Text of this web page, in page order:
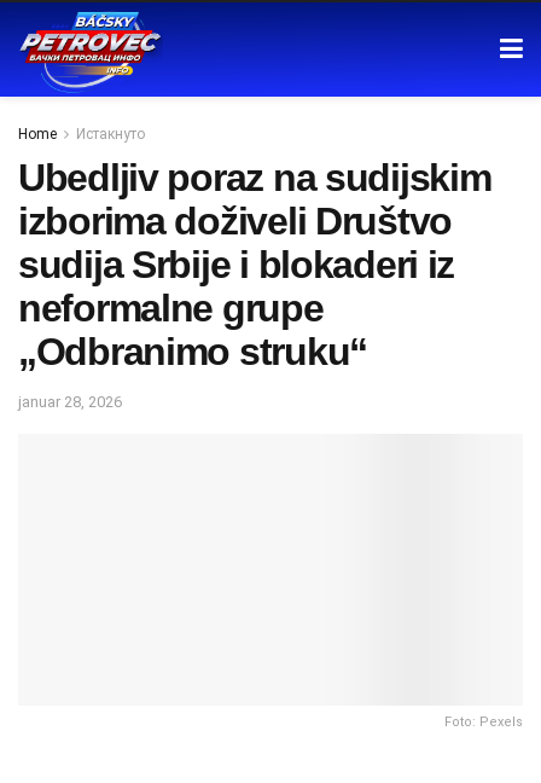
Home Истакнуто
Ubedljiv poraz na sudijskim
izborima doživeli Društvo
sudija Srbije i blokaderi iz
neformalne grupe
„Odbranimo struku“
januar 28, 2026
Foto: Pexels